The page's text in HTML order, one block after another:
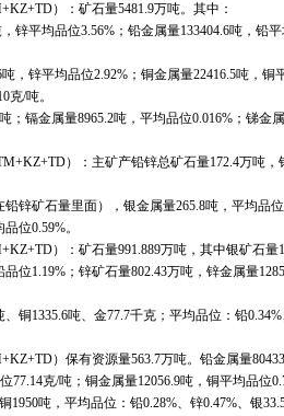
）：矿石量5481.9万吨。其中：
平均品位3.56%；铅金属量133404.6吨，铅
锌平均品位2.92%；铜金属量22416.5吨，铜
克/吨。
镉金属量8965.2吨，平均品位0.016%；锑金
）：主矿产铅锌总矿石量172.4万吨，
矿石量里面），银金属量265.8吨，平均品位
位0.59%。
）：矿石量991.889万吨，其中银矿石量
位1.19%；锌矿石量802.43万吨，锌金属量
1335.6吨、金77.7千克；平均品位：铅0.34%
）保有资源量563.7万吨。铅金属量
克/吨；铜金属量12056.9吨，铜平均品位
吨，平均品位：铅0.28%、锌0.47%、银